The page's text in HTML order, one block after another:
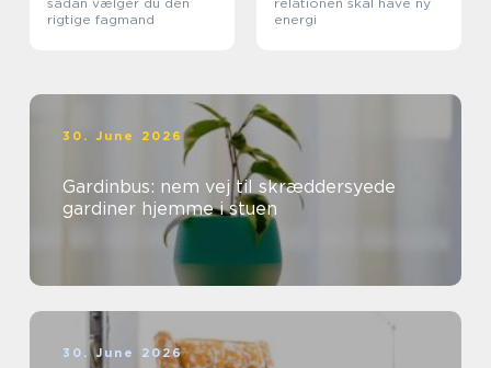
rigtige fagmand
energi
30. June 2026
Gardinbus: nem vej til skræddersyede
gardiner hjemme i stuen
30. June 2026